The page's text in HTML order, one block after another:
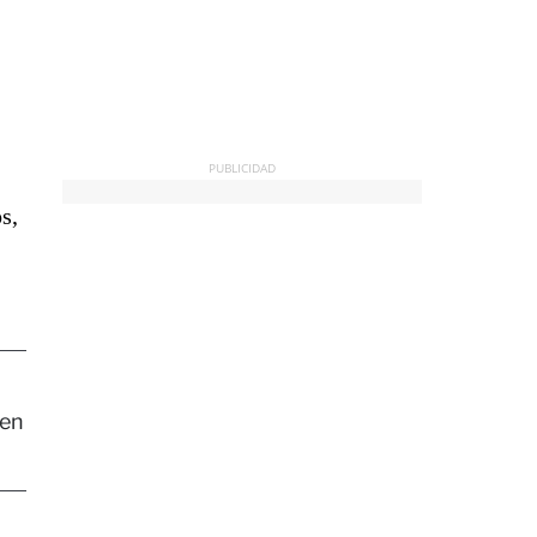
PUBLICIDAD